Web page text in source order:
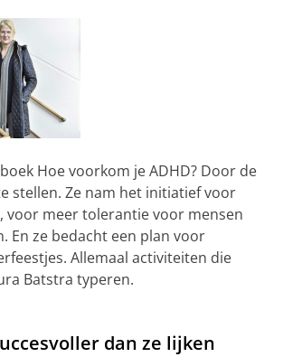
Hoe voorkom je ADHD? Door de
stellen. Ze nam het initiatief voor
voor meer tolerantie voor mensen
En ze bedacht een plan voor
Allemaal activiteiten die
Batstra typeren.
dan ze lijken